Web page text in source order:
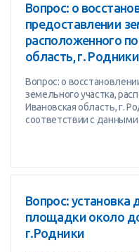
Вопрос: о
предоставлении
расположенного
область, г.
Вопрос: о
земельного участка,
Ивановская область, г.
соответствии с данными
Вопрос: установка
площадки около
г.Родники